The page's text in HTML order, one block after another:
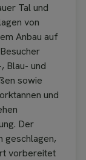
Tal und
von
Anbau auf
Blau- und
sowie
und
Der
geschlagen,
vorbereitet